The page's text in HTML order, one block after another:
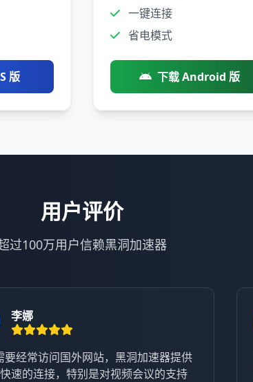
版
一键连接
省电模式
下载 Android 版
用户评价
过100万用户信赖黑洞加速器
李娜
要经常访问国外网站，黑洞加速器提供
速的连接，特别是对视频会议的支持